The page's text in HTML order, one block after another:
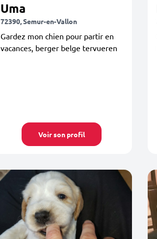
Uma
72390, Semur-en-Vallon
Gardez mon chien pour partir en
vacances, berger belge tervueren
Voir son profil